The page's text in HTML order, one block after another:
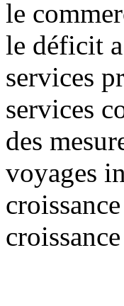
le
le déficit
services
services
des
voyages